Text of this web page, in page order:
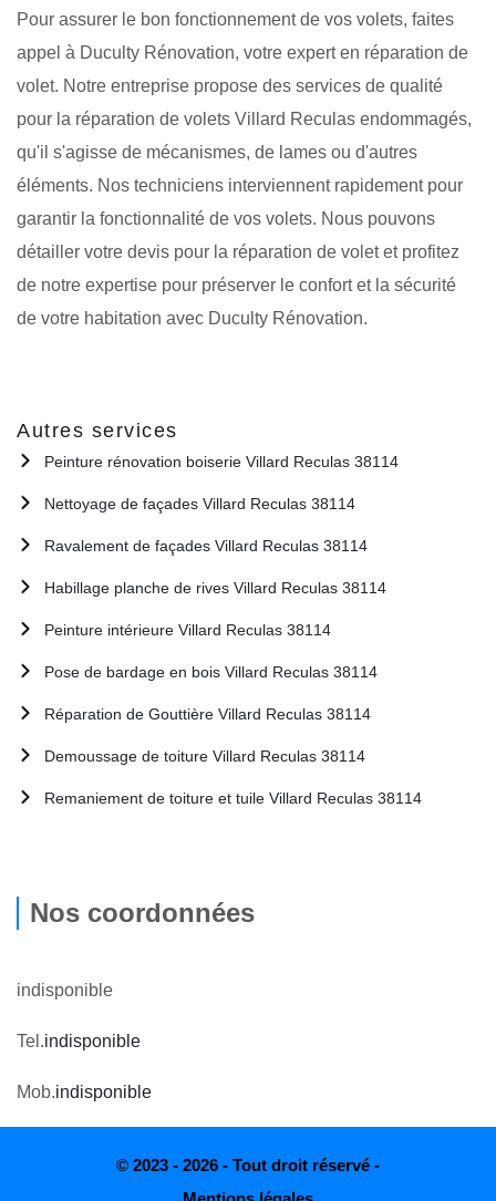
Pour assurer le bon fonctionnement de vos volets, faites
appel à Duculty Rénovation, votre expert en réparation de
volet. Notre entreprise propose des services de qualité
pour la réparation de volets Villard Reculas endommagés,
qu'il s'agisse de mécanismes, de lames ou d'autres
éléments. Nos techniciens interviennent rapidement pour
garantir la fonctionnalité de vos volets. Nous pouvons
détailler votre devis pour la réparation de volet et profitez
de notre expertise pour préserver le confort et la sécurité
de votre habitation avec Duculty Rénovation.
Autres services
Peinture rénovation boiserie Villard Reculas 38114
Nettoyage de façades Villard Reculas 38114
Ravalement de façades Villard Reculas 38114
Habillage planche de rives Villard Reculas 38114
Peinture intérieure Villard Reculas 38114
Pose de bardage en bois Villard Reculas 38114
Réparation de Gouttière Villard Reculas 38114
Demoussage de toiture Villard Reculas 38114
Remaniement de toiture et tuile Villard Reculas 38114
Nos coordonnées
indisponible
Tel.indisponible
Mob.indisponible
© 2023 - 2026 - Tout droit réservé -